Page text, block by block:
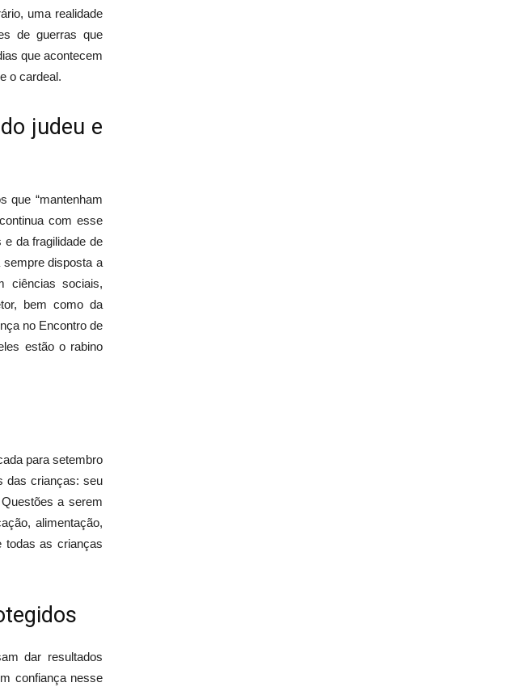
uma realidade
de guerras que
que acontecem
o cardeal.
judeu e
que “mantenham
com esse
da fragilidade de
sempre disposta a
ciências sociais,
bem como da
no Encontro de
estão o rabino
para setembro
das crianças: seu
a serem
alimentação,
todas as crianças
dar resultados
confiança nesse